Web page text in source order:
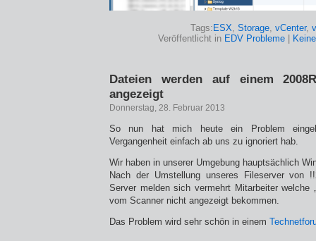
Tags: ESX, Storage, vCenter,
Veröffentlicht in EDV Probleme|
Dateien werden auf einem
angezeigt
Donnerstag, 28. Februar 2013
So nun hat mich heute ein Problem
Vergangenheit einfach ab uns zu ignoriert hab.
Wir haben in unserer Umgebung hauptsächlich
Nach der Umstellung unseres Fileserver von
Server melden sich vermehrt Mitarbeiter welche
vom Scanner nicht angezeigt bekommen.
Das Problem wird sehr schön in einem